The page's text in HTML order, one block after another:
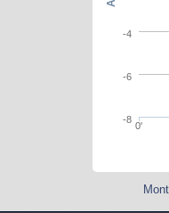
0'
-8
-6
-4